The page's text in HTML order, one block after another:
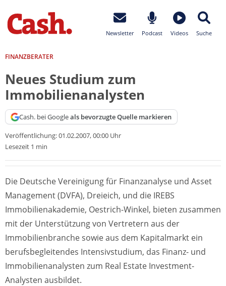
Newsletter Podcast Videos Suche
FINANZBERATER
Neues Studium zum
Immobilienanalysten
Cash. bei Googleals bevorzugte Quelle markieren
Veröffentlichung:01.02.2007, 00:00 Uhr
Lesezeit 1 min
Die Deutsche Vereinigung für Finanzanalyse und Asset
Management (DVFA), Dreieich, und die IREBS
Immobilienakademie, Oestrich-Winkel, bieten zusammen
mit der Unterstützung von Vertretern aus der
Immobilienbranche sowie aus dem Kapitalmarkt ein
berufsbegleitendes Intensivstudium, das Finanz- und
Immobilienanalysten zum Real Estate Investment-
Analysten ausbildet.